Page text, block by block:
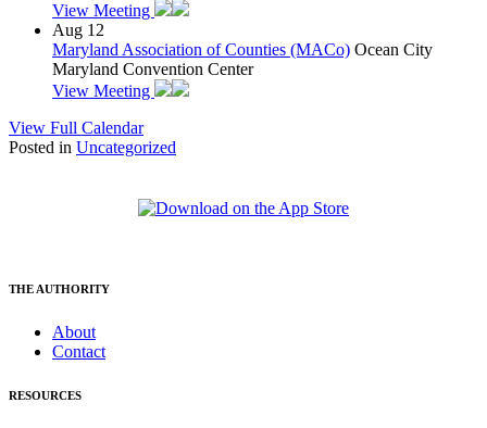
View Meeting
Aug 12
Maryland Association of Counties (MACo) Ocean City
Maryland Convention Center
View Meeting
View Full Calendar
Posted in Uncategorized
THE AUTHORITY
About
Contact
RESOURCES